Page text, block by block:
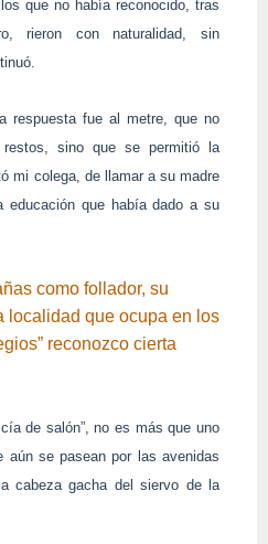
que no había reconocido, tras
rieron con naturalidad, sin
respuesta fue al metre, que no
sino que se permitió la
mi colega, de llamar a su madre
educación que había dado a su
como follador, su
localidad que ocupa en los
reconozco cierta
de salón”, no es más que uno
aún se pasean por las avenidas
cabeza gacha del siervo de la